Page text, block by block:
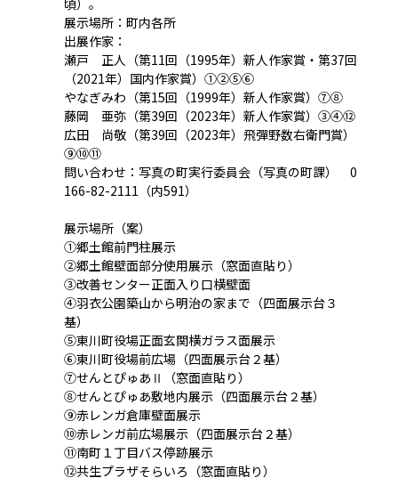
頃）。
展示場所：町内各所
出展作家：
瀬戸 正人（第11回（1995年）新人作家賞・第37回
（2021年）国内作家賞）①②⑤⑥
やなぎみわ（第15回（1999年）新人作家賞）⑦⑧
藤岡 亜弥（第39回（2023年）新人作家賞）③④⑫
広田 尚敬（第39回（2023年）飛彈野数右衛門賞）
⑨⑩⑪
問い合わせ：写真の町実行委員会（写真の町課） 0
166-82-2111（内591）
展示場所（案）
①郷土館前門柱展示
②郷土館壁面部分使用展示（窓面直貼り）
③改善センター正面入り口横壁面
④羽衣公園築山から明治の家まで（四面展示台３
基）
⑤東川町役場正面玄関横ガラス面展示
⑥東川町役場前広場（四面展示台２基）
⑦せんとぴゅあⅡ（窓面直貼り）
⑧せんとぴゅあ敷地内展示（四面展示台２基）
⑨赤レンガ倉庫壁面展示
⑩赤レンガ前広場展示（四面展示台２基）
⑪南町１丁目バス停跡展示
⑫共生プラザそらいろ（窓面直貼り）